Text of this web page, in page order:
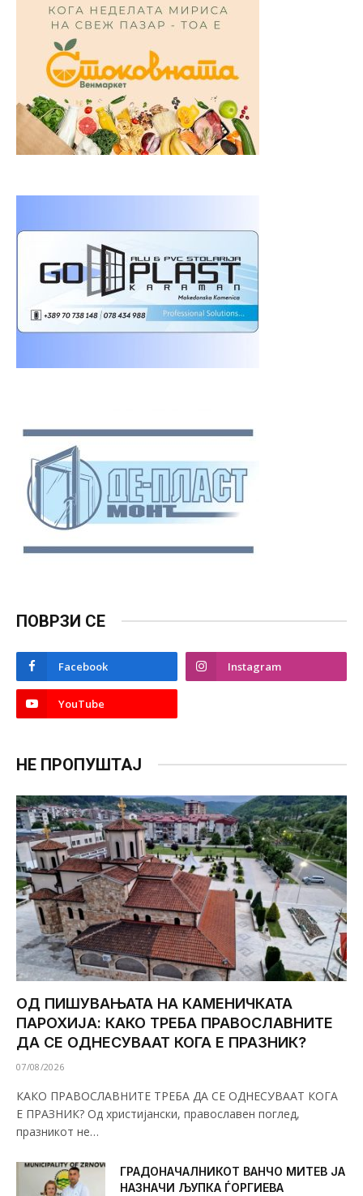
ПОВРЗИ СЕ
Facebook Instagram
YouTube
НЕ ПРОПУШТАЈ
ОД ПИШУВАЊАТА НА КАМЕНИЧКАТА
ПАРОХИЈА: КАКО ТРЕБА ПРАВОСЛАВНИТЕ
ДА СЕ ОДНЕСУВААТ КОГА Е ПРАЗНИК?
07/08/2026
КАКО ПРАВОСЛАВНИТЕ ТРЕБА ДА СЕ ОДНЕСУВААТ КОГА
Е ПРАЗНИК? Од христијански, православен поглед,
празникот не…
ГРАДОНАЧАЛНИКОТ ВАНЧО МИТЕВ ЈА
НАЗНАЧИ ЉУПКА ЃОРГИЕВА